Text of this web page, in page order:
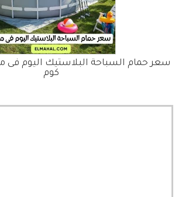
سعر حمام السباحة البلاستيك اليوم
كوم